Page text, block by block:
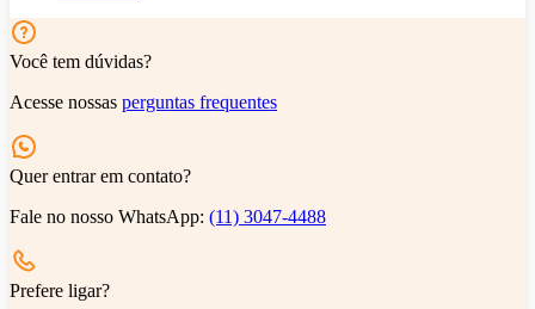
Você tem dúvidas?
Acesse nossas perguntas frequentes
Quer entrar em contato?
Fale no nosso WhatsApp: (11) 3047-4488
Prefere ligar?